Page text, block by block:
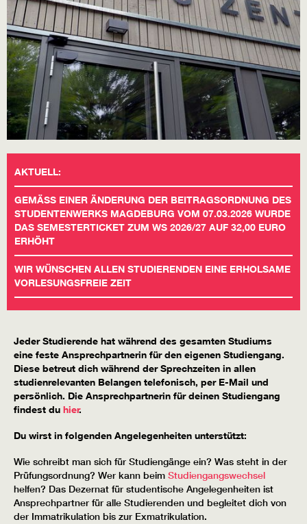
AKTUELL:
GEMÄSS EINER ÄNDERUNG DER BEITRAGSORDNUNG DES S
TUDENTENWERKS MAGDEBURG VOM 07.03.2026 WURDE D
AS SEMESTERTICKET ZUM WS 2026/27 AUF 32,00 EURO E
RHÖHT
WIR WÜNSCHEN ALLEN STUDIERENDEN EINE ERHOLSAME
VORLESUNGSFREIE ZEIT
Jeder Studierende hat während des gesamten Studiums
eine feste Ansprechpartnerin für den eigenen Studiengang.
Diese betreut dich während der Sprechzeiten in allen
studienrelevanten Belangen telefonisch, per E-Mail und
persönlich. Die Ansprechpartnerin für deinen Studiengang
findest du hier.
Du wirst in folgenden Angelegenheiten unterstützt:
Wie schreibt man sich für Studiengänge ein? Was steht in der
Prüfungsordnung? Wer kann beim Studiengangswechsel
helfen? Das Dezernat für studentische Angelegenheiten ist
Ansprechpartner für alle Studierenden und begleitet dich von
der Immatrikulation bis zur Exmatrikulation.